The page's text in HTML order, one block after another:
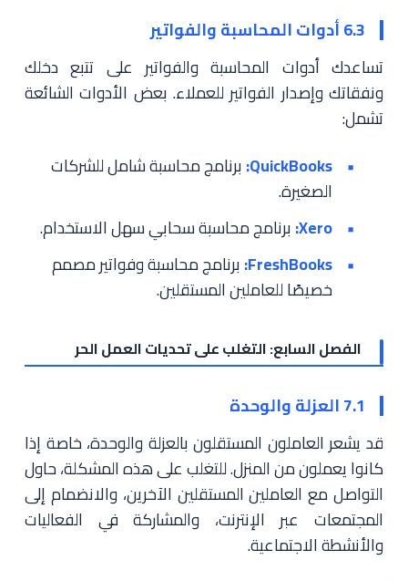
6.3 أدوات المحاسبة والفواتير
تساعدك أدوات المحاسبة والفواتير على تتبع دخلك
ونفقاتك وإصدار الفواتير للعملاء. بعض الأدوات الشائعة
تشمل:
QuickBooks: برنامج محاسبة شامل للشركات
الصغيرة.
Xero: برنامج محاسبة سحابي سهل الاستخدام.
FreshBooks: برنامج محاسبة وفواتير مصمم
خصيصًا للعاملين المستقلين.
الفصل السابع: التغلب على تحديات العمل الحر
7.1 العزلة والوحدة
قد يشعر العاملون المستقلون بالعزلة والوحدة، خاصة إذا
كانوا يعملون من المنزل. للتغلب على هذه المشكلة، حاول
التواصل مع العاملين المستقلين الآخرين، والانضمام إلى
المجتمعات عبر الإنترنت، والمشاركة في الفعاليات
والأنشطة الاجتماعية.